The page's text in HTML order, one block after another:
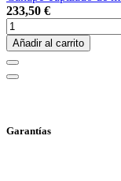
233,50 €
Añadir al carrito
Garantías